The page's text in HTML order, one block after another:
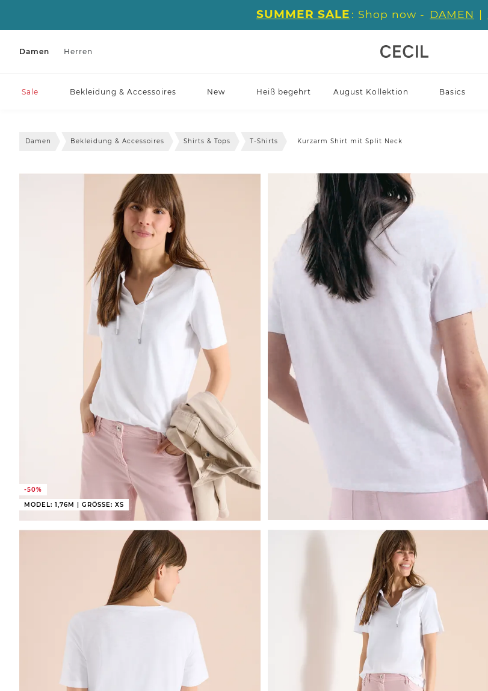
SUMMER SALE : Shop now - DAMEN |
Damen Herren
Sale Bekleidung & Accessoires New Heiß begehrt August Kollektion Basics
Damen Bekleidung & Accessoires Shirts & Tops T-Shirts Kurzarm Shirt mit Split Neck
-50%
MODEL: 1,76M | GRÖSSE: XS